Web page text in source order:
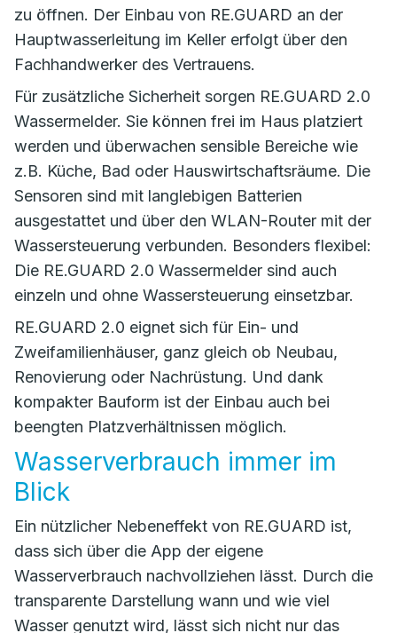
zu öffnen. Der Einbau von RE.GUARD an der
Hauptwasserleitung im Keller erfolgt über den
Fachhandwerker des Vertrauens.
Für zusätzliche Sicherheit sorgen RE.GUARD 2.0
Wassermelder. Sie können frei im Haus platziert
werden und überwachen sensible Bereiche wie
z.B. Küche, Bad oder Hauswirtschaftsräume. Die
Sensoren sind mit langlebigen Batterien
ausgestattet und über den WLAN-Router mit der
Wassersteuerung verbunden. Besonders flexibel:
Die RE.GUARD 2.0 Wassermelder sind auch
einzeln und ohne Wassersteuerung einsetzbar.
RE.GUARD 2.0 eignet sich für Ein- und
Zweifamilienhäuser, ganz gleich ob Neubau,
Renovierung oder Nachrüstung. Und dank
kompakter Bauform ist der Einbau auch bei
beengten Platzverhältnissen möglich.
Wasserverbrauch immer im
Blick
Ein nützlicher Nebeneffekt von RE.GUARD ist,
dass sich über die App der eigene
Wasserverbrauch nachvollziehen lässt. Durch die
transparente Darstellung wann und wie viel
Wasser genutzt wird, lässt sich nicht nur das